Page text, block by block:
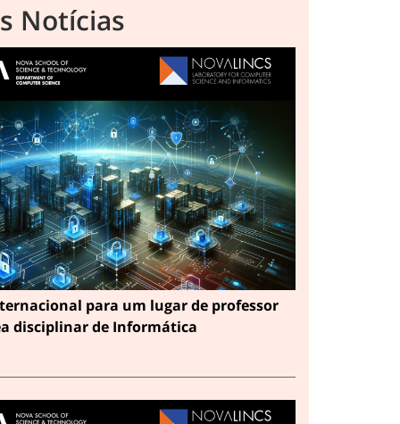
Notícias
para um lugar de professor
disciplinar de Informática